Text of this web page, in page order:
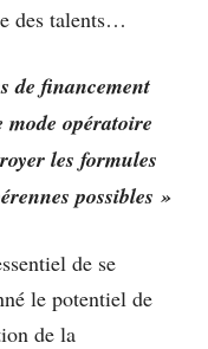
des talents…
de financement
opératoire
les formules
possibles »
de se
le potentiel de
de la